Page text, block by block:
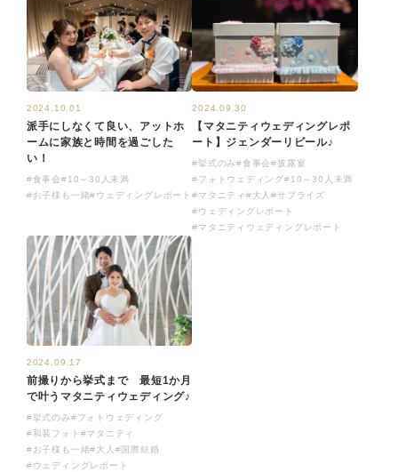
2024.10.01
派手にしなくて良い、アットホ
ームに家族と時間を過ごした
い！
#食事会#10～30人未満
#お子様も一緒#ウェディングレポート
2024.09.30
【マタニティウェディングレポ
ート】ジェンダーリビール♪
#挙式のみ#食事会#披露宴
#フォトウェディング#10～30人未満
#マタニティ #大人#サプライズ
#ウェディングレポート
#マタニティウェディングレポート
2024.09.17
前撮りから挙式まで 最短1か月
で叶うマタニティウェディング♪
#挙式のみ#フォトウェディング
#和装フォト #マタニティ
#お子様も一緒#大人 #国際結婚
#ウェディングレポート